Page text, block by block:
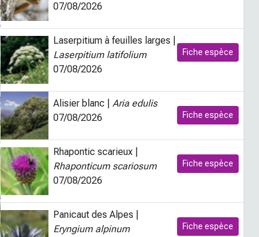
07/08/2026
Fiche espèce
Laserpitium à feuilles larges |
Laserpitium latifolium
07/08/2026
Fiche espèce
Alisier blanc |Aria edulis
07/08/2026
Fiche espèce
Rhapontic scarieux |
Rhaponticum scariosum
07/08/2026
Fiche espèce
Panicaut des Alpes |
Eryngium alpinum